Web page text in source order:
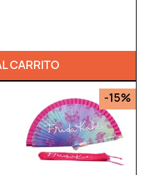
CARRITO
-15%